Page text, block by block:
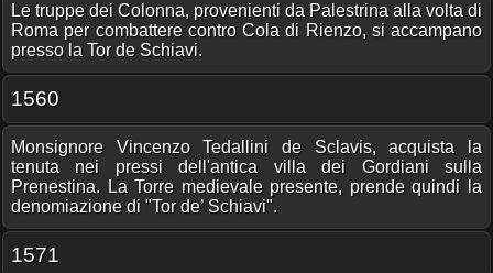
Le truppe dei Colonna, provenienti da Palestrina alla volta di
Roma per combattere contro Cola di Rienzo, si accampano
presso la Tor de Schiavi.
1560
Monsignore Vincenzo Tedallini de Sclavis, acquista la
tenuta nei pressi dell'antica villa dei Gordiani sulla
Prenestina. La Torre medievale presente, prende quindi la
denomiazione di "Tor de’ Schiavi".
1571